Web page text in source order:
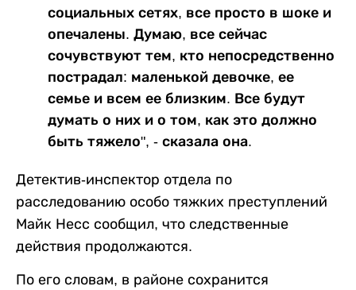
социальных сетях, все просто в шоке и
опечалены. Думаю, все сейчас
сочувствуют тем, кто непосредственно
пострадал: маленькой девочке, ее
семье и всем ее близким. Все будут
думать о них и о том, как это должно
быть тяжело", - сказала она.
Детектив-инспектор отдела по
расследованию особо тяжких преступлений
Майк Несс сообщил, что следственные
действия продолжаются.
По его словам, в районе сохранится